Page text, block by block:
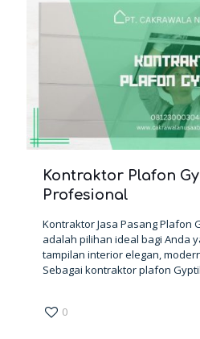
Kontraktor Plafon
Profesional
Kontraktor Jasa Pasang Plafon
adalah pilihan ideal bagi Anda
tampilan interior elegan,
Sebagai kontraktor plafon
0